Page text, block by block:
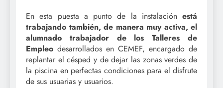
En esta puesta a punto de la instalación está
trabajando también, de manera muy activa, el
alumnado trabajador de los Talleres de
Empleo desarrollados en CEMEF, encargado de
replantar el césped y de dejar las zonas verdes de
la piscina en perfectas condiciones para el disfrute
de sus usuarias y usuarios.